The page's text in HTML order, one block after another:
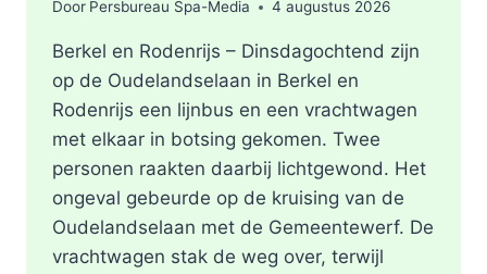
Door Persbureau Spa-Media 4 augustus 2026
Berkel en Rodenrijs – Dinsdagochtend zijn
op de Oudelandselaan in Berkel en
Rodenrijs een lijnbus en een vrachtwagen
met elkaar in botsing gekomen. Twee
personen raakten daarbij lichtgewond. Het
ongeval gebeurde op de kruising van de
Oudelandselaan met de Gemeentewerf. De
vrachtwagen stak de weg over, terwijl